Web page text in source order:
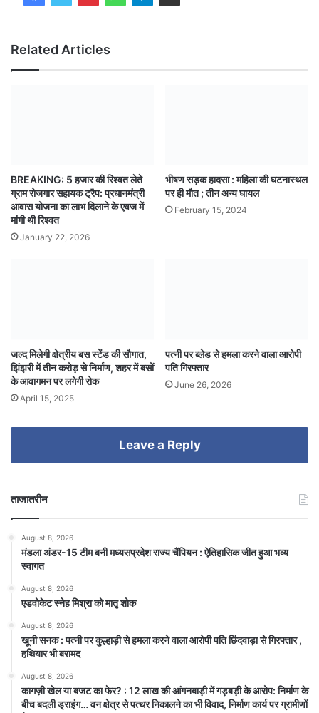
Related Articles
BREAKING: 5 हजार की रिश्वत लेते
ग्राम रोजगार सहायक ट्रैप: प्रधानमंत्री
आवास योजना का लाभ दिलाने के एवज में
मांगी थी रिश्वत
January 22, 2026
भीषण सड़क हादसा : महिला की घटनास्थल
पर ही मौत ; तीन अन्य घायल
February 15, 2024
जल्द मिलेगी क्षेत्रीय बस स्टेंड की सौगात,
झिंझरी में तीन करोड़ से निर्माण, शहर में बसों
के आवागमन पर लगेगी रोक
April 15, 2025
पत्नी पर ब्लेड से हमला करने वाला आरोपी
पति गिरफ्तार
June 26, 2026
Leave a Reply
ताजातरीन
August 8, 2026
मंडला अंडर-15 टीम बनी मध्यसप्रदेश राज्य चैंपियन : ऐतिहासिक जीत हुआ भव्य
स्वागत
August 8, 2026
एडवोकेट स्नेह मिश्रा को मातृ शोक
August 8, 2026
खूनी सनक : पत्नी पर कुल्हाड़ी से हमला करने वाला आरोपी पति छिंदवाड़ा से गिरफ्तार ,
हथियार भी बरामद
August 8, 2026
कागज़ी खेल या बजट का फेर? : 12 लाख की आंगनबाड़ी में गड़बड़ी के आरोप: निर्माण के
बीच बदली ड्राइंग… वन क्षेत्र से पत्थर निकालने का भी विवाद, निर्माण कार्य पर ग्रामीणों